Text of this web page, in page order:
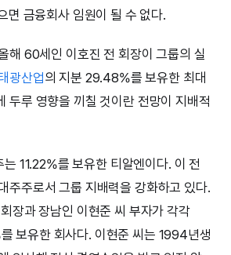
면 금융회사 임원이 될 수 없다.
해 60세인 이호진 전 회장이 그룹의 실
광산업의 지분 29.48%를 보유한 최대
두루 영향을 끼칠 것이란 전망이 지배적
11.22%를 보유한 티알엔이다. 이 전
주주로서 그룹 지배력을 강화하고 있다.
장과 장남인 이현준 씨 부자가 각각
보유한 회사다. 이현준 씨는 1994년생